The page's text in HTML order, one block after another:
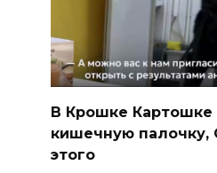
В Крошке
кишечную
этого